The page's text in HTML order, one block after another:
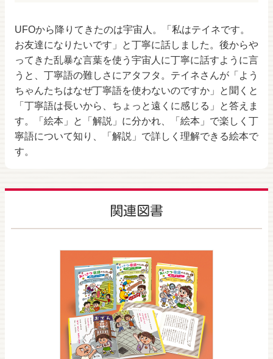
UFOから降りてきたのは宇宙人。「私はテイネです。
お友達になりたいです」と丁寧に話しました。後からや
ってきた乱暴な言葉を使う宇宙人に丁寧に話すように言
うと、丁寧語の難しさにアタフタ。テイネさんが「よう
ちゃんたちはなぜ丁寧語を使わないのですか」と聞くと
「丁寧語は長いから、ちょっと遠くに感じる」と答えま
す。「絵本」と「解説」に分かれ、「絵本」で楽しく丁
寧語について知り、「解説」で詳しく理解できる絵本で
す。
関連図書